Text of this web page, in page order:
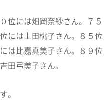
位には畑岡奈紗さん。７５
には上田桃子さん。８５位
は比嘉真美子さん。８９位
田弓美子さん。
。